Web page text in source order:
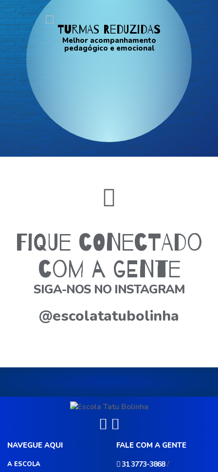
Turmas reduzidas
Melhor acompanhamento
pedagógico e emocional
Fique conectado
com a gente
SIGA-NOS NO INSTAGRAM
@escolatatubolinha
NAVEGUE AQUI
A ESCOLA
FALE COM A GENTE
31 3773-3868/